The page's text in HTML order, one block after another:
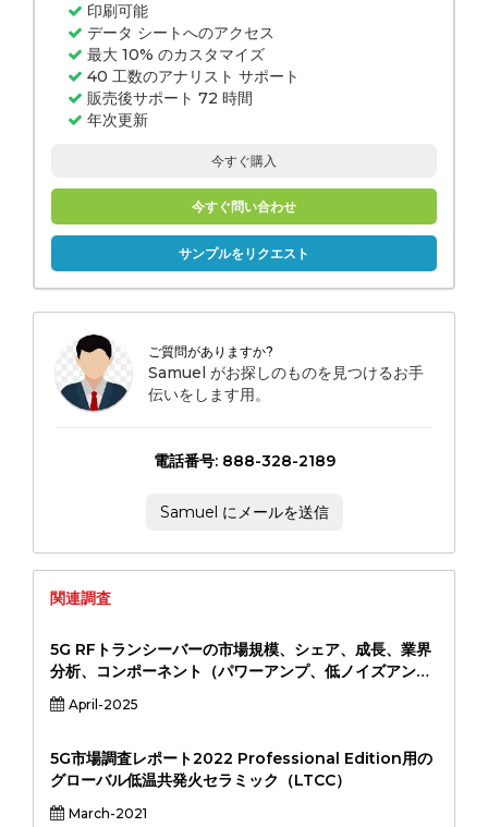
印刷可能
データ シートへのアクセス
最大 10% のカスタマイズ
40 工数のアナリスト サポート
販売後サポート 72 時間
年次更新
今すぐ購入
今すぐ問い合わせ
サンプルをリクエスト
ご質問がありますか?
Samuel がお探しのものを見つけるお手
伝いをします用。
電話番号: 888-328-2189
Samuel にメールを送信
関連調査
5G RFトランシーバーの市場規模、シェア、成長、業界
分析、コンポーネント（パワーアンプ、低ノイズアン
プ、ミキサー、発振器、アンテナ）、周波数帯域（サブ
6 GHz、MMWave）、アプリケーション（通信インフ
車、自動車）、および地域分析、地域分析
April-2025
5G市場調査レポート2022 Professional Edition用の
グローバル低温共発火セラミック（LTCC）
March-2021